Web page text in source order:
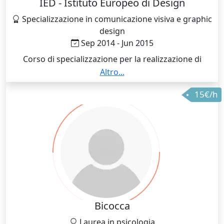
Specializzazione in comunicazione visiva e graphic
design
Sep 2014 - Jun 2015
Corso di specializzazione per la realizzazione di
strumenti di comunicazione adatti ad un target
eterogeneo (agenzie di comunicazione, case editrici,
aziende che gestiscono internamente la grafica,
freelance) attraverso l'esperienza in prima persona
del flusso di lavoro professionale. Principali
argomenti approfonditi: 🔸Metodologia della
progettazione 🔸Grafica Editoriale 🔸Grafica Web
🔸Progettazione grafica 🔸Brand Design 🔸Visual
Communication 🔸Font Search 🔸Corporate Identity
🔸Metodologia Progettuale della Comunicazione
Visiva 🔸Tecniche dei Procedimenti di Stampa
🔸Ottimizzazione immagini per web 🔸Tecniche di
Altro...
15€/h
Bicocca